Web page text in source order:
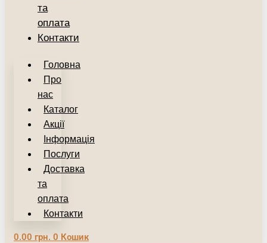
та
оплата
Контакти
Головна
Про
нас
Каталог
Акції
Інформація
Послуги
Доставка
та
оплата
Контакти
0.00 грн. 0 Кошик